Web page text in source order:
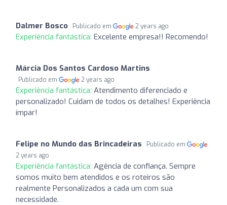
Dalmer Bosco Publicado em 2 years ago
Experiência fantástica: Excelente empresa!! Recomendo!
Márcia Dos Santos Cardoso Martins
Publicado em 2 years ago
Experiência fantástica: Atendimento diferenciado e
personalizado! Cuidam de todos os detalhes! Experiência
ímpar!
Felipe no Mundo das Brincadeiras
Publicado em
2 years ago
Experiência fantástica: Agência de confiança. Sempre
somos muito bem atendidos e os roteiros são
realmente Personalizados a cada um com sua
necessidade.